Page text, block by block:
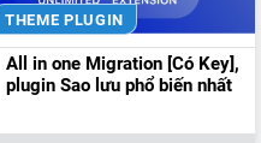
THEME PLUGIN
All in one Migration [Có Key],
plugin Sao lưu phổ biến nhất